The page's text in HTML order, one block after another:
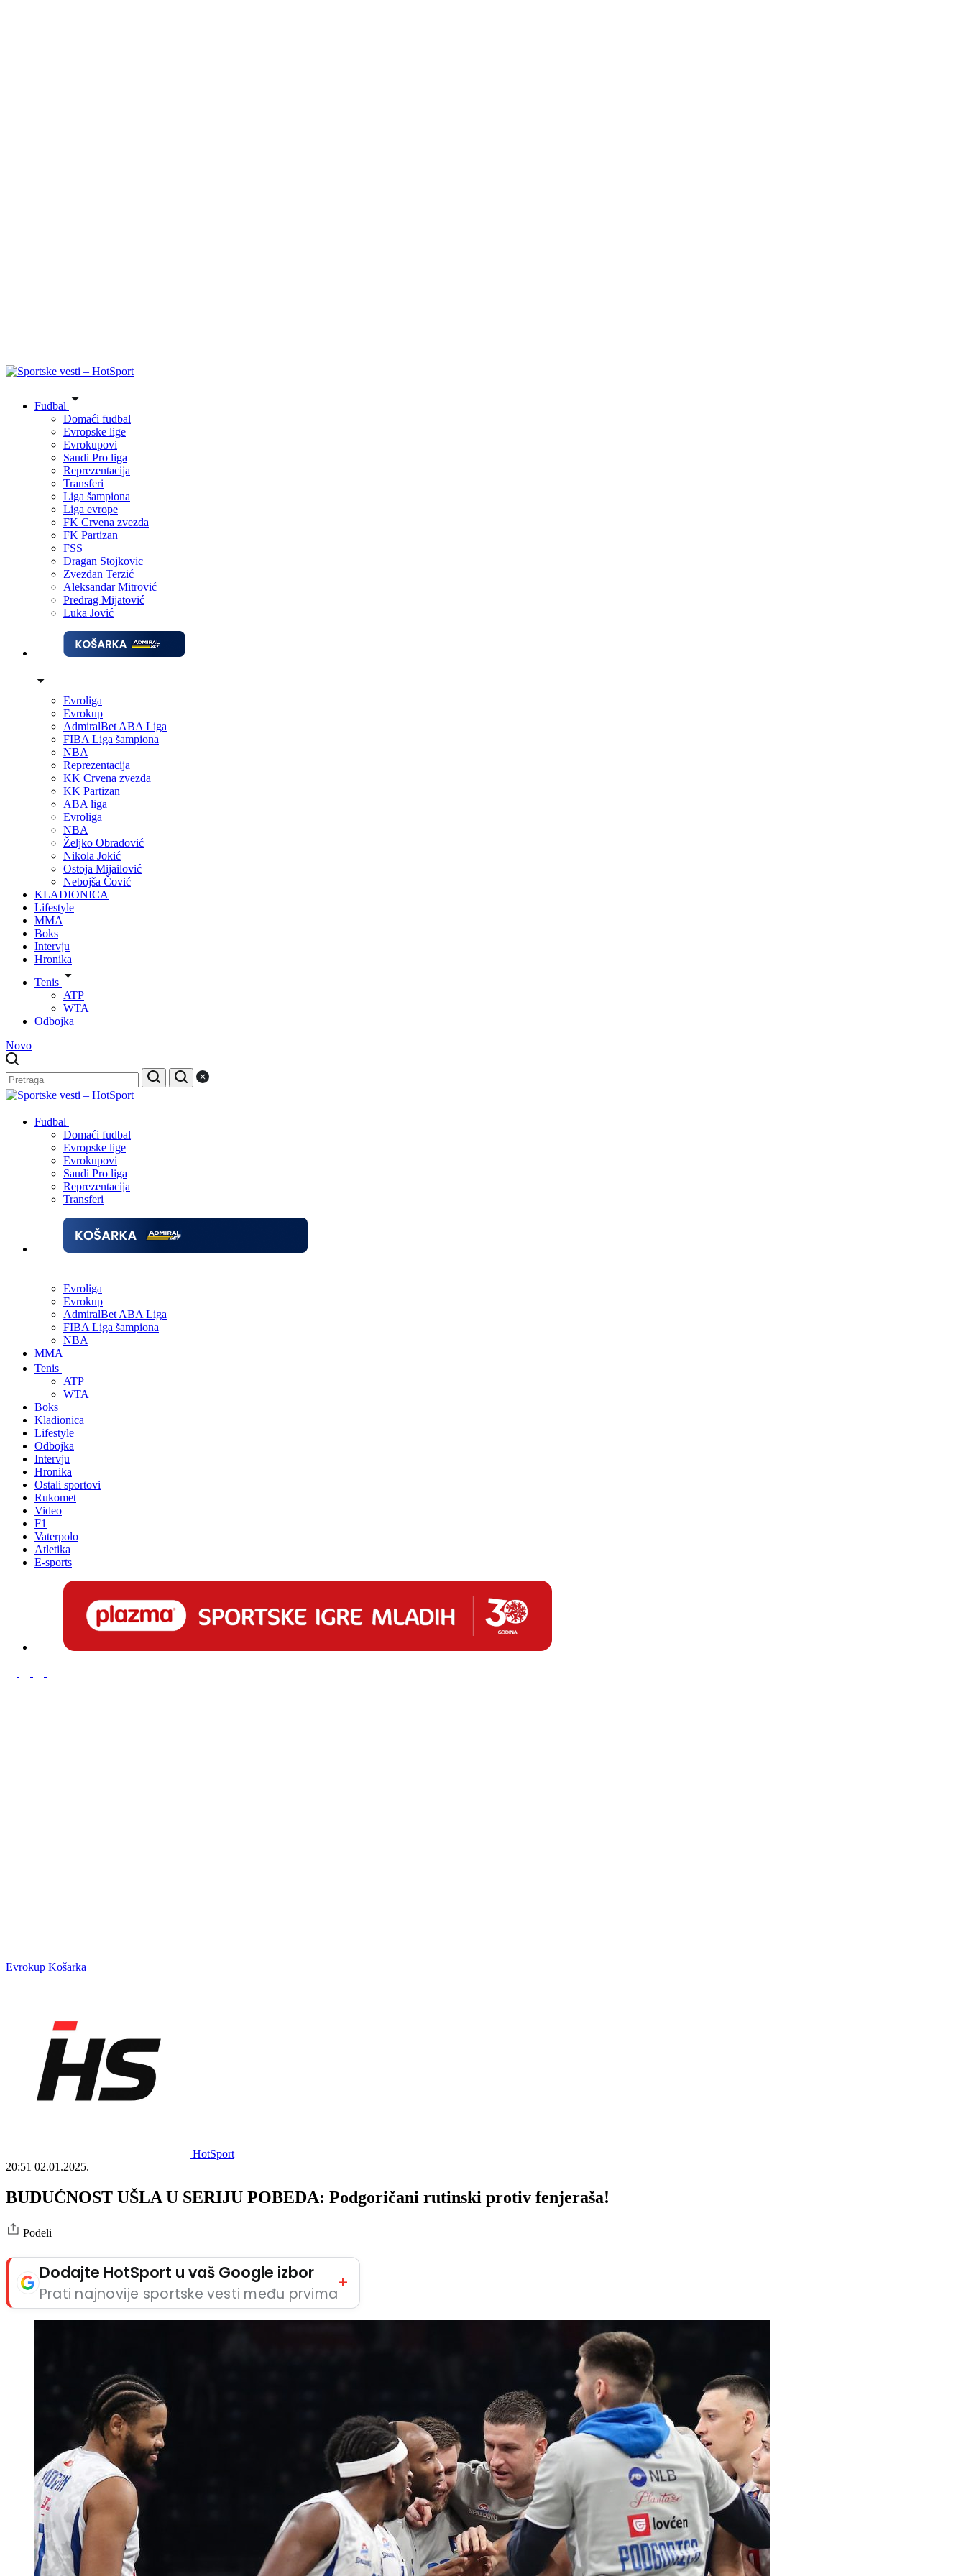
Fudbal
Domaći fudbal
Evropske lige
Evrokupovi
Saudi Pro liga
Reprezentacija
Transferi
Liga šampiona
Liga evrope
FK Crvena zvezda
FK Partizan
FSS
Dragan Stojkovic
Zvezdan Terzić
Aleksandar Mitrović
Predrag Mijatović
Luka Jović
Evroliga
Evrokup
AdmiralBet ABA Liga
FIBA Liga šampiona
NBA
Reprezentacija
KK Crvena zvezda
KK Partizan
ABA liga
Evroliga
NBA
Željko Obradović
Nikola Jokić
Ostoja Mijailović
Nebojša Čović
KLADIONICA
Lifestyle
MMA
Boks
Intervju
Hronika
Tenis
ATP
WTA
Odbojka
Novo
Fudbal
Domaći fudbal
Evropske lige
Evrokupovi
Saudi Pro liga
Reprezentacija
Transferi
Evroliga
Evrokup
AdmiralBet ABA Liga
FIBA Liga šampiona
NBA
MMA
Tenis
ATP
WTA
Boks
Kladionica
Lifestyle
Odbojka
Intervju
Hronika
Ostali sportovi
Rukomet
Video
F1
Vaterpolo
Atletika
E-sports
Evrokup Košarka
HotSport
20:51 02.01.2025.
BUDUĆNOST UŠLA U SERIJU POBEDA: Podgoričani rutinski protiv fenjeraša!
Podeli
Dodajte HotSport u vaš Google izbor
Prati najnovije sportske vesti među prvima
+